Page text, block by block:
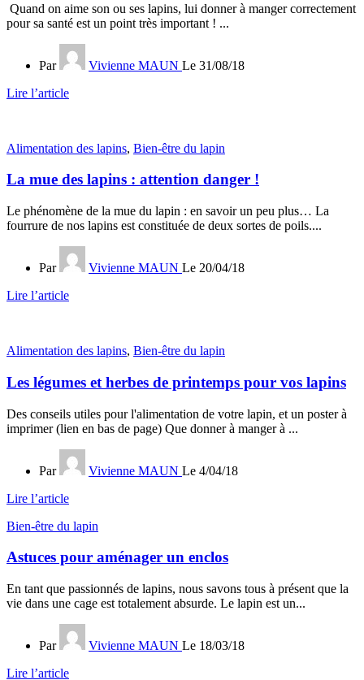
Quand on aime son ou ses lapins, lui donner à manger correctement
pour sa santé est un point très important ! ...
Par Vivienne MAUN Le 31/08/18
Lire l’article
Alimentation des lapins, Bien-être du lapin
La mue des lapins : attention danger !
Le phénomène de la mue du lapin : en savoir un peu plus… La
fourrure de nos lapins est constituée de deux sortes de poils....
Par Vivienne MAUN Le 20/04/18
Lire l’article
Alimentation des lapins, Bien-être du lapin
Les légumes et herbes de printemps pour vos lapins
Des conseils utiles pour l'alimentation de votre lapin, et un poster à
imprimer (lien en bas de page) Que donner à manger à ...
Par Vivienne MAUN Le 4/04/18
Lire l’article
Bien-être du lapin
Astuces pour aménager un enclos
En tant que passionnés de lapins, nous savons tous à présent que la
vie dans une cage est totalement absurde. Le lapin est un...
Par Vivienne MAUN Le 18/03/18
Lire l’article